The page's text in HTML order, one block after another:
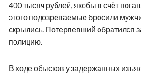
400 тысяч рублей, якобы в счёт
этого подозреваемые бросили
скрылись. Потерпевший обратился
полицию.
В ходе обысков у задержанных